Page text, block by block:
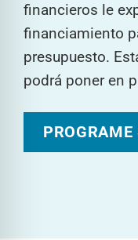
financieros le
financiamiento
presupuesto.
podrá poner en
PROGRAME